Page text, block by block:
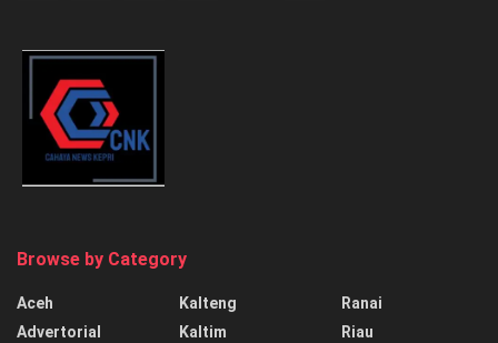
Browse by Category
Aceh
Advertorial
Kalteng
Kaltim
Ranai
Riau